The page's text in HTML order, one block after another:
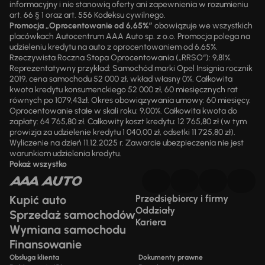
informacyjny i nie stanowią oferty ani zapewnienia w rozumieniu
art. 66 § 1 oraz art. 556 Kodeksu cywilnego.
Promocja „Oprocentowanie od 6,65%” obowiązuje we wszystkich
placówkach Autocentrum AAA Auto sp. z o.o. Promocja polega na
udzieleniu kredytu na auto z oprocentowaniem od 6,65%.
Rzeczywista Roczna Stopa Oprocentowania („RRSO“): 9,81%.
Reprezentatywny przykład: Samochód marki Opel Insignia rocznik
2019, cena samochodu 52 000 zł, wkład własny 0%. Całkowita
kwota kredytu konsumenckiego 52 000 zł, 60 miesięcznych rat
równych po 1079,43zł. Okres obowiązywania umowy: 60 miesięcy.
Oprocentowanie stałe w skali roku: 9,00%. Całkowita kwota do
zapłaty: 64 765,80 zł. Całkowity koszt kredytu: 12 765,80 zł (w tym
prowizja za udzielenie kredytu 1 040,00 zł, odsetki 11 725,80 zł).
Wyliczenie na dzień 11.12.2025 r. Zawarcie ubezpieczenia nie jest
warunkiem udzielenia kredytu.
Pokaż wszystko
Kupić auto
Sprzedaż samochodów
Wymiana samochodu
Finansowanie
Przedsiębiorcy i firmy
Oddziały
Kariera
Obsługa klienta Dokumenty prawne